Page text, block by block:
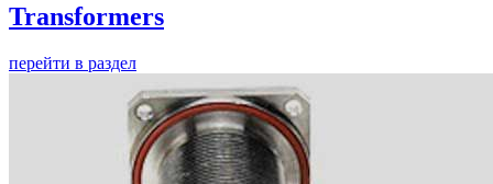
Transformers
перейти в раздел